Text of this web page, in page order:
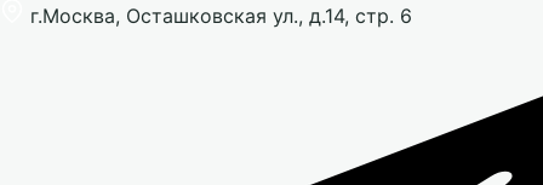
г.Москва, Осташковская ул., д.14, стр. 6